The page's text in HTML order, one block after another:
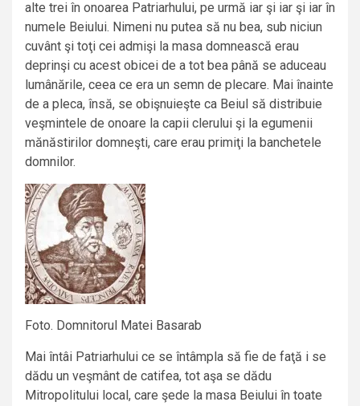
Foto. Domnitorul Matei Basarab
Mai întâi Patriarhului ce se întâmpla să fie de faţă i se
dădu un veşmânt de catifea, tot aşa se dădu
Mitropolitului local, care şede la masa Beiului în toate